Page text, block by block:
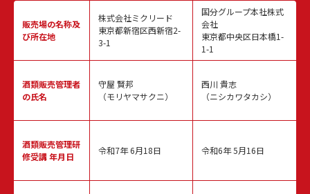
販売場の名称及
び所在地
酒類販売管理者
の氏名
酒類販売管理研
修受講 年月日
株式会社ミクリード
東京都新宿区西新宿2-
3-1
守屋 賢邦
（モリヤマサクニ）
令和7年 6月18日
国分グループ本社株式
会社
東京都中央区日本橋1-
1-1
西川 貴志
（ニシカワタカシ）
令和6年 5月16日